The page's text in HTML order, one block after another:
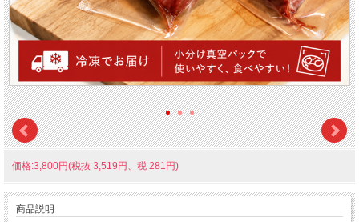
価格:3,800円(税抜 3,519円、税 281円)
商品説明